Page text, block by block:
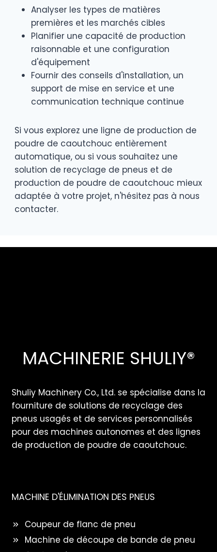
Analyser les types de matières
premières et les marchés cibles
Planifier une capacité de production
raisonnable et une configuration
d'équipement
Fournir des conseils d'installation, un
support de mise en service et une
communication technique continue
Si vous explorez une ligne de production de
poudre de caoutchouc entièrement
automatique, ou si vous souhaitez une
solution de recyclage de pneus et de
production de poudre de caoutchouc mieux
adaptée à votre projet, n'hésitez pas à nous
contacter.
MACHINERIE SHULIY®
Shuliy Machinery Co., Ltd. se spécialise dans la
fourniture de solutions de recyclage des
pneus usagés et de services personnalisés
pour des machines autonomes et des lignes
de production de poudre de caoutchouc.
MACHINE D'ÉLIMINATION DES PNEUS
Coupeur de flanc de pneu
Machine de découpe de bande de pneu